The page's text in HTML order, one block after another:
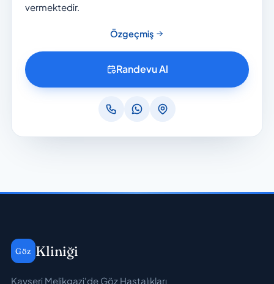
vermektedir.
Özgeçmiş
Randevu Al
Göz Kliniği
Kayseri Melikgazi'de Göz Hastalıkları